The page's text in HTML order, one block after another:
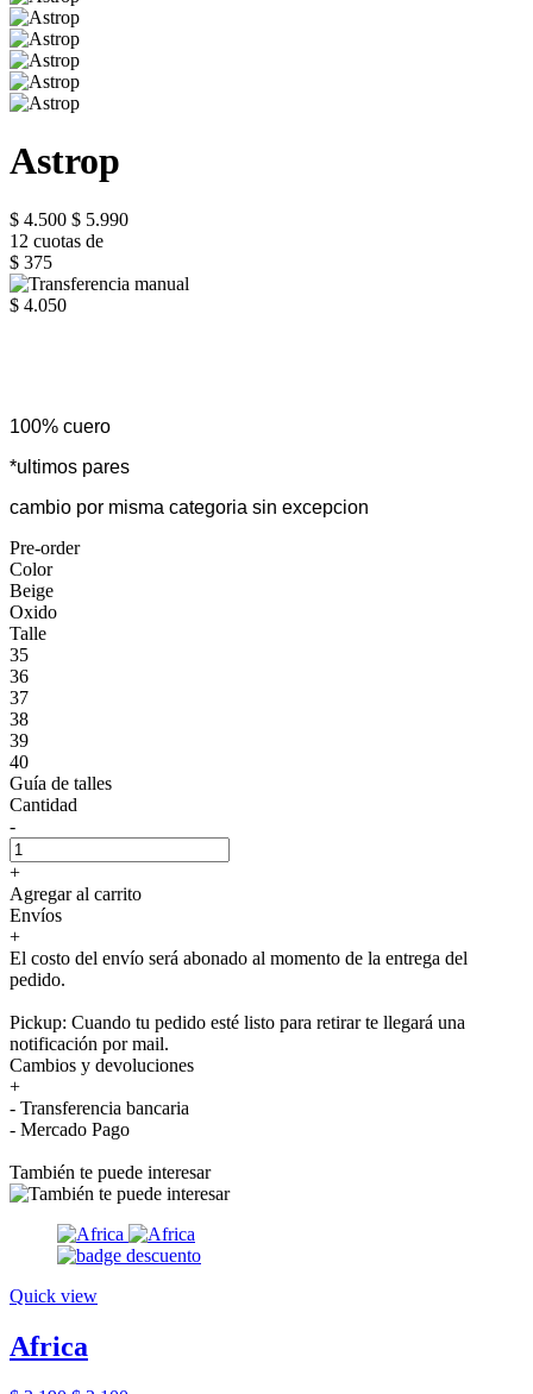
Astrop
$ 4.500 $ 5.990
12 cuotas de
$ 375
$ 4.050
100% cuero
*ultimos pares
cambio por misma categoria sin excepcion
Pre-order
Color
Beige
Oxido
Talle
35
36
37
38
39
40
Guía de talles
Cantidad
-
+
Agregar al carrito
Envíos
+
El costo del envío será abonado al momento de la entrega del
pedido.
Pickup: Cuando tu pedido esté listo para retirar te llegará una
notificación por mail.
Cambios y devoluciones
+
- Transferencia bancaria
- Mercado Pago
También te puede interesar
Quick view
Africa